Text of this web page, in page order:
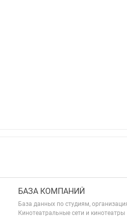
БАЗА КОМПАНИЙ
База данных по студиям,
Кинотеатральные сети и кинотеатры